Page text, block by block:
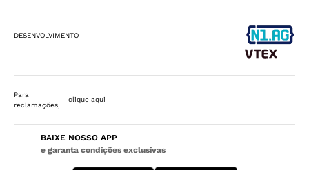
DESENVOLVIMENTO
Para
reclamações,
clique aqui
BAIXE NOSSO APP
e garanta condições exclusivas